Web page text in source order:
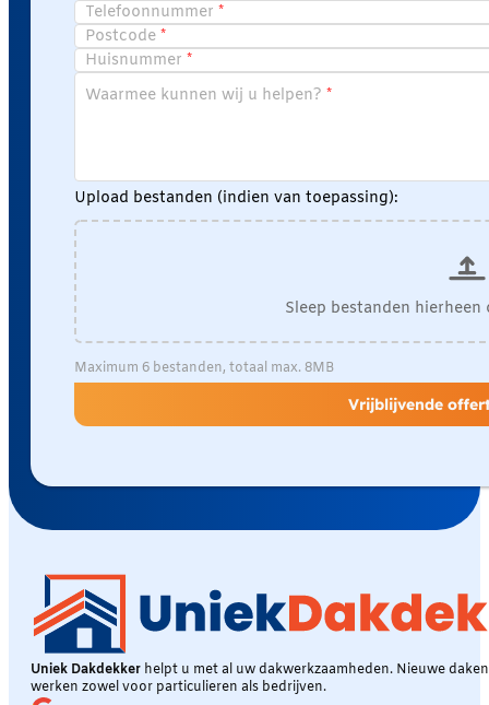
Telefoonnummer
Postcode
Huisnummer
Waarmee kunnen wij u helpen?
Upload bestanden (indien van toepassing):
Sleep bestanden
Maximum 6 bestanden, totaal max. 8MB
Vrijblijvende
Uniek Dakdekker helpt u met al uw dakwerkzaamheden. Nieuwe
werken zowel voor particulieren als bedrijven.